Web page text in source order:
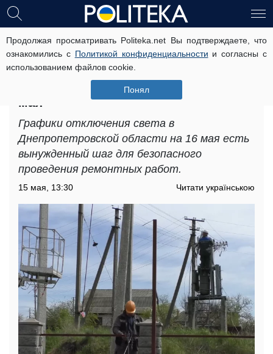
Продолжая просматривать Politeka.net Вы подтверждаете, что
ознакомились с Политикой конфиденциальности и согласны с
использованием файлов cookie.
Понял
В субботу надолго исчезнет
электричество: где будут графики
отключений света в
Днепропетровской области на 16
мая
Графики отключения света в
Днепропетровской области на 16 мая есть
вынужденный шаг для безопасного
проведения ремонтных работ.
15 мая, 13:30 Читати українською